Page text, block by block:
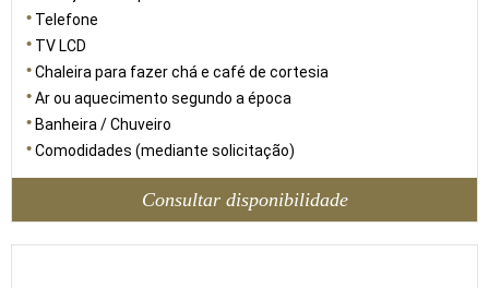
Telefone
TV LCD
Chaleira para fazer chá e café de cortesia
Ar ou aquecimento segundo a época
Banheira / Chuveiro
Comodidades (mediante solicitação)
Consultar disponibilidade